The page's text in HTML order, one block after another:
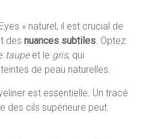
» naturel, il est crucial de
desnuances subtiles. Optez
taupeet le gris, qui
de peau naturelles.
est essentielle. Un tracé
des cils supérieure peut